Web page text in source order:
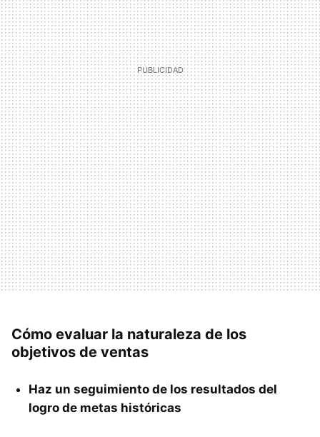
Cómo evaluar la naturaleza de los
objetivos de ventas
Haz un seguimiento de los resultados del
logro de metas históricas